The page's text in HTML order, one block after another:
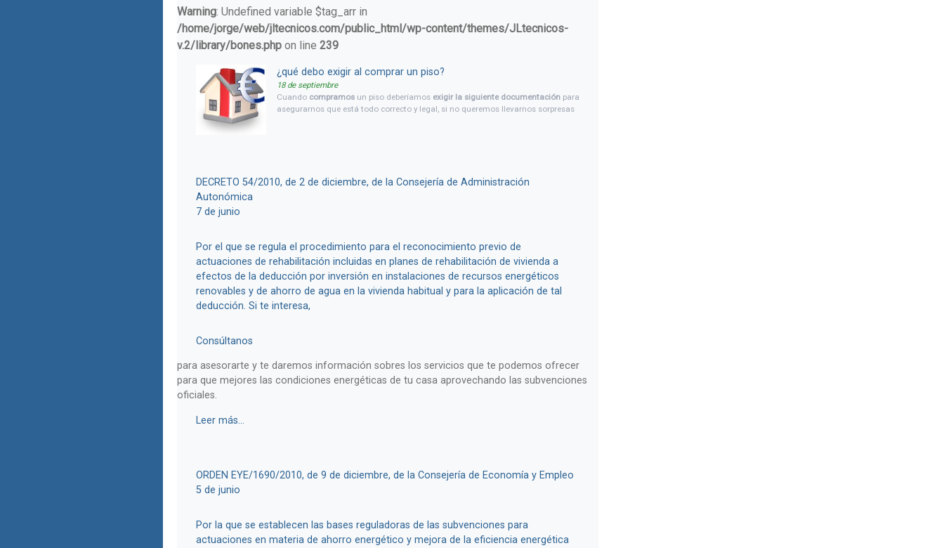
Warning: Undefined variable $tag_arr in
/home/jorge/web/jltecnicos.com/public_html/wp-content/themes/JLtecnicos-
v.2/library/bones.php on line 239
¿qué debo exigir al comprar un piso?
18 de septiembre
Cuando compramosun piso deberíamos exigir la siguiente documentaciónpara
asegurarnos que está todo correcto y legal, si no queremos llevarnos sorpresas
expropiaciones, ejecución de hipotecas, etc.
DECRETO 54/2010, de 2 de diciembre, de la Consejería de Administración
Autonómica
7 de junio
Por el que se regula el procedimiento para el reconocimiento previo de
actuaciones de rehabilitación incluidas en planes de rehabilitación de vivienda a
efectos de la deducción por inversión en instalaciones de recursos energéticos
renovables y de ahorro de agua en la vivienda habitual y para la aplicación de tal
deducción. Si te interesa,
Consúltanos
para asesorarte y te daremos información sobres los servicios que te podemos ofrecer
para que mejores las condiciones energéticas de tu casa aprovechando las subvenciones
oficiales.
Leer más...
ORDEN EYE/1690/2010, de 9 de diciembre, de la Consejería de Economía y Empleo
5 de junio
Por la que se establecen las bases reguladoras de las subvenciones para
actuaciones en materia de ahorro energético y mejora de la eficiencia energética